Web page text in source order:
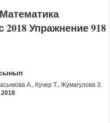
Упражнение 918
А., Кучер Т., Жумагулова З.